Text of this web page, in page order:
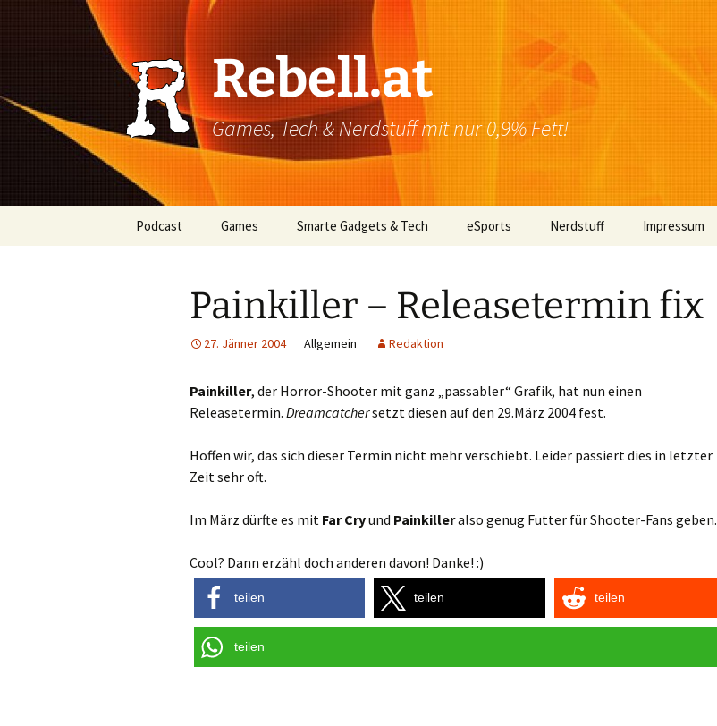
Rebell.at
Games, Tech & Nerdstuff mit nur 0,9% Fett!
Podcast Games
Mac OS
Linux
Browser
Xbox
PlayStation
Mobile
Smarte Gadgets & Tech eSports Nerdstuff Impressum
Painkiller – Releasetermin fix
27. Jänner 2004 Allgemein Redaktion
Painkiller, der Horror-Shooter mit ganz „passabler“ Grafik, hat nun einen
Releasetermin. Dreamcatchersetzt diesen auf den 29.März 2004 fest.
Hoffen wir, das sich dieser Termin nicht mehr verschiebt. Leider passiert dies in letzter
Zeit sehr oft.
Im März dürfte es mit Far Cryund Painkilleralso genug Futter für Shooter-Fans geben.
Cool? Dann erzähl doch anderen davon! Danke! :)
teilen teilen teilen
teilen